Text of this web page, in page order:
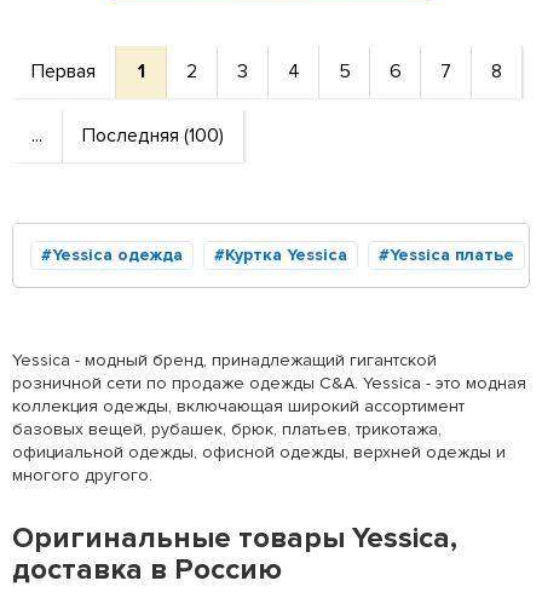
Первая 1 2 3 4 5 6 7 8
... Последняя (100)
Yessica одежда Куртка Yessica Yessica платье
Yessica - модный бренд, принадлежащий гигантской
розничной сети по продаже одежды C&A. Yessica - это модная
коллекция одежды, включающая широкий ассортимент
базовых вещей, рубашек, брюк, платьев, трикотажа,
официальной одежды, офисной одежды, верхней одежды и
многого другого.
Оригинальные товары Yessica,
доставка в Россию